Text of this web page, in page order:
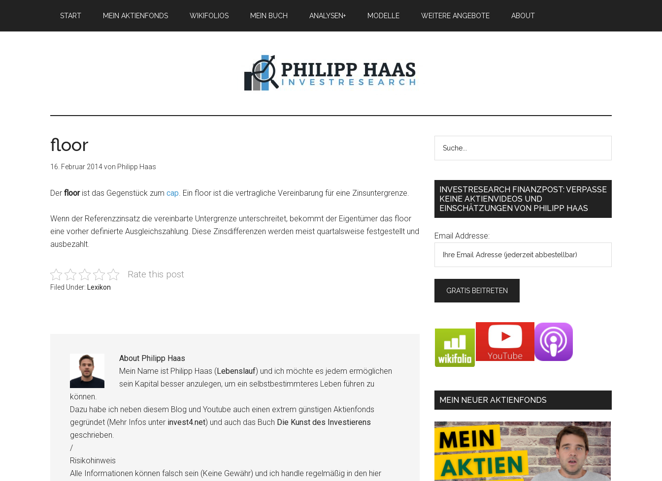
START MEIN AKTIENFONDS WIKIFOLIOS MEIN BUCH ANALYSEN+ MODELLE WEITERE ANGEBOTE ABOUT
floor
16. Februar 2014von Philipp Haas
Der floorist das Gegenstück zum cap. Ein floor ist die vertragliche Vereinbarung für eine Zinsuntergrenze.
Wenn der Referenzzinsatz die vereinbarte Untergrenze unterschreitet, bekommt der Eigentümer das floor
eine vorher definierte Ausgleichszahlung. Diese Zinsdifferenzen werden meist quartalsweise festgestellt und
ausbezahlt.
Rate this post
Filed Under: Lexikon
About Philipp Haas
Mein Name ist Philipp Haas (Lebenslauf) und ich möchte es jedem ermöglichen
sein Kapital besser anzulegen, um ein selbstbestimmteres Leben führen zu
können.
Dazu habe ich neben diesem Blog und Youtube auch einen extrem günstigen Aktienfonds
gegründet (Mehr Infos unter invest4.net) und auch das Buch Die Kunst des Investierens
geschrieben.
/
Risikohinweis
Alle Informationen können falsch sein (Keine Gewähr) und ich handle regelmäßig in den hier
INVESTRESEARCH FINANZPOST: VERPASSE
KEINE AKTIENVIDEOS UND
EINSCHÄTZUNGEN VON PHILIPP HAAS
Email Addresse:
MEIN NEUER AKTIENFONDS